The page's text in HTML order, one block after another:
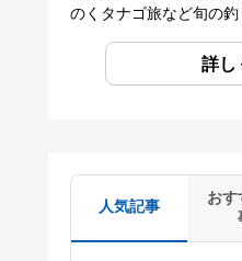
のくタナゴ旅など旬の釣
詳し
人気記事
おす